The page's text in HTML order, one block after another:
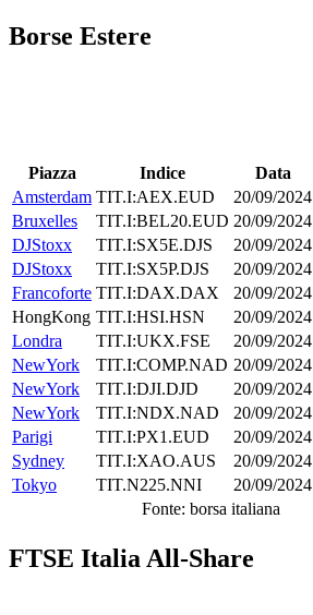
Borse Estere
Piazza Indice Data
Amsterdam TIT.I:AEX.EUD 20/09/2024
Bruxelles
TIT.I:BEL20.EUD 20/09/2024
DJStoxx
TIT.I:SX5E.DJS 20/09/2024
DJStoxx
TIT.I:SX5P.DJS 20/09/2024
Francoforte TIT.I:DAX.DAX 20/09/2024
HongKong TIT.I:HSI.HSN 20/09/2024
Londra
TIT.I:UKX.FSE 20/09/2024
NewYork
TIT.I:COMP.NAD 20/09/2024
NewYork
TIT.I:DJI.DJD 20/09/2024
NewYork
TIT.I:NDX.NAD 20/09/2024
Parigi
TIT.I:PX1.EUD 20/09/2024
Sydney
TIT.I:XAO.AUS 20/09/2024
Tokyo
TIT.N225.NNI 20/09/2024
Fonte: borsa italiana
FTSE Italia All-Share